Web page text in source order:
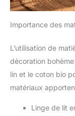
Importance des
L’utilisation de
décoration
lin et le coton bio
matériaux
Linge de lit